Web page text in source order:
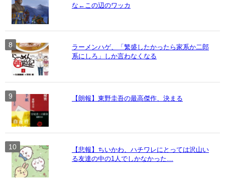
な←この辺のワッカ
ラーメンハゲ、「繁盛したかったら家系か二郎
系にしろ」しか言わなくなる
【朗報】東野圭吾の最高傑作、決まる
【悲報】ちいかわ、ハチワレにとっては沢山い
る友達の中の1人でしかなかった…